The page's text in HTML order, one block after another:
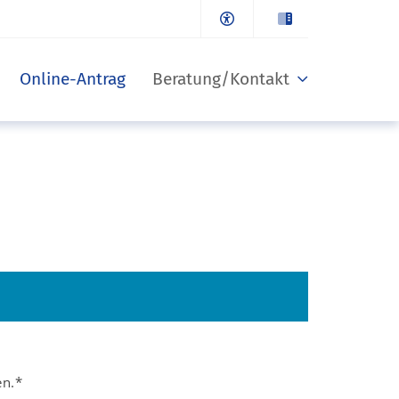
Online-Antrag Beratung/Kontakt